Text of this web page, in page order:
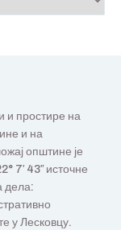
и простире на
и на
општине је
7′ 43″ источне
дела:
у Лесковцу.